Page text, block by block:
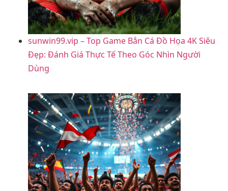
sunwin99.vip – Top Game Bắn Cá Đồ Họa 4K Siêu
Đẹp: Đánh Giá Thực Tế Theo Góc Nhìn Người
Dùng